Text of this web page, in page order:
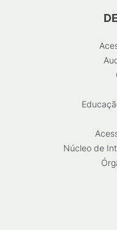
Núcleo de